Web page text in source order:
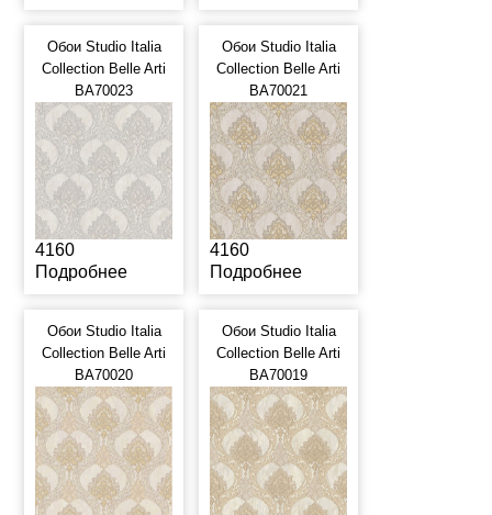
Обои Studio Italia
Collection Belle Arti
BA70023
4160
Подробнее
Обои Studio Italia
Collection Belle Arti
BA70021
4160
Подробнее
Обои Studio Italia
Collection Belle Arti
BA70020
Обои Studio Italia
Collection Belle Arti
BA70019